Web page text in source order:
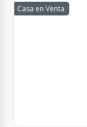
CASA
Casa en Venta